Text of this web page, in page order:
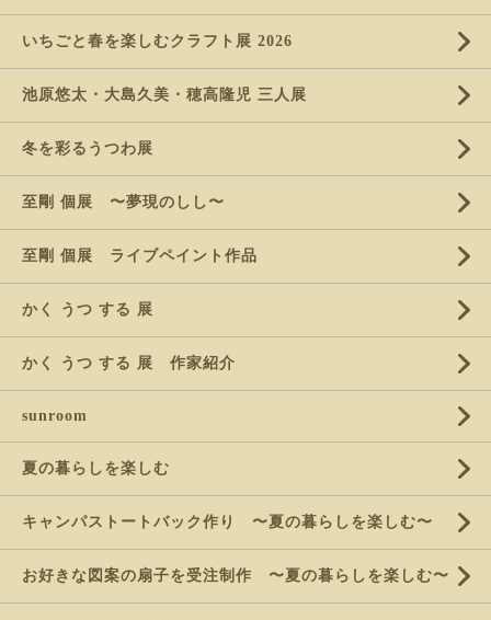
いちごと春を楽しむクラフト展 2026
池原悠太・大島久美・穂高隆児 三人展
冬を彩るうつわ展
至剛 個展 〜夢現のしし〜
至剛 個展 ライブペイント作品
かく うつ する 展
かく うつ する 展 作家紹介
sunroom
夏の暮らしを楽しむ
キャンパストートバック作り 〜夏の暮らしを楽しむ〜
お好きな図案の扇子を受注制作 〜夏の暮らしを楽しむ〜